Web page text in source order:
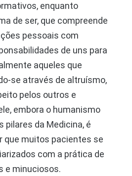
enquanto
de ser, que compreende
pessoais com
de uns para
aqueles que
se através de altruísmo,
pelos outros e
embora o humanismo
pilares da Medicina, é
que muitos pacientes se
com a prática de
e minuciosos.